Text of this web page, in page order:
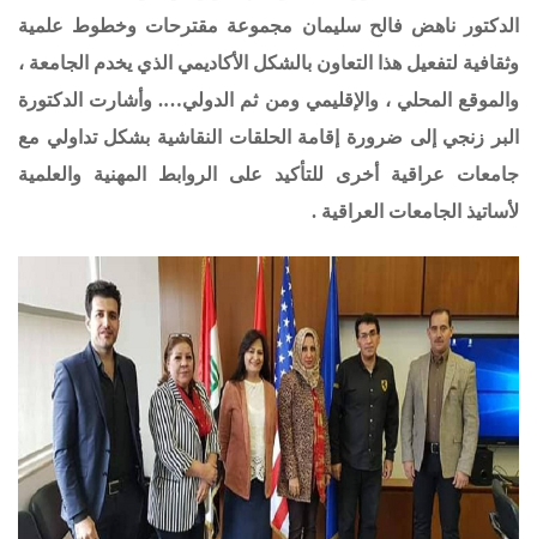
الدكتور ناهض فالح سليمان مجموعة مقترحات وخطوط علمية
وثقافية لتفعيل هذا التعاون بالشكل الأكاديمي الذي يخدم الجامعة ،
والموقع المحلي ، والإقليمي ومن ثم الدولي…. وأشارت الدكتورة
البر زنجي إلى ضرورة إقامة الحلقات النقاشية بشكل تداولي مع
جامعات عراقية أخرى للتأكيد على الروابط المهنية والعلمية
لأساتيذ الجامعات العراقية .